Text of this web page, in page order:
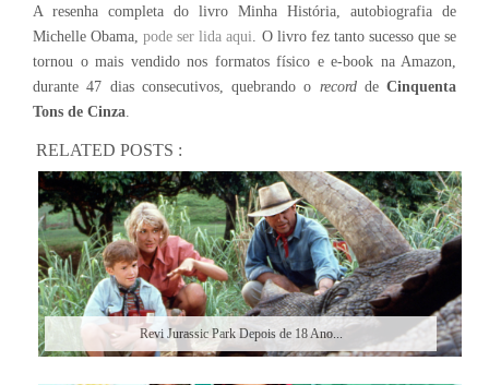
A resenha completa do livro Minha História, autobiografia de
Michelle Obama,pode ser lida aqui . O livro fez tanto sucesso que se
tornou o mais vendido nos formatos físico e e-book na Amazon,
durante 47 dias consecutivos, quebrando o record de Cinquenta
Tons de Cinza
RELATED POSTS :
Revi Jurassic Park Depois de 18 Ano...